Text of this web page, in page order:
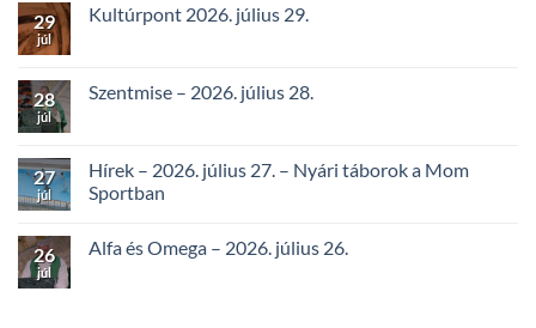
29
júl
Kultúrpont 2026. július 29.
28
júl
Szentmise – 2026. július 28.
27
júl
Hírek – 2026. július 27. – Nyári táborok a Mom
Sportban
26
júl
Alfa és Omega – 2026. július 26.